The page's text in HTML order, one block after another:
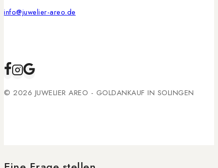
info@juwelier-areo.de
© 2026 JUWELIER AREO - GOLDANKAUF IN SOLINGEN